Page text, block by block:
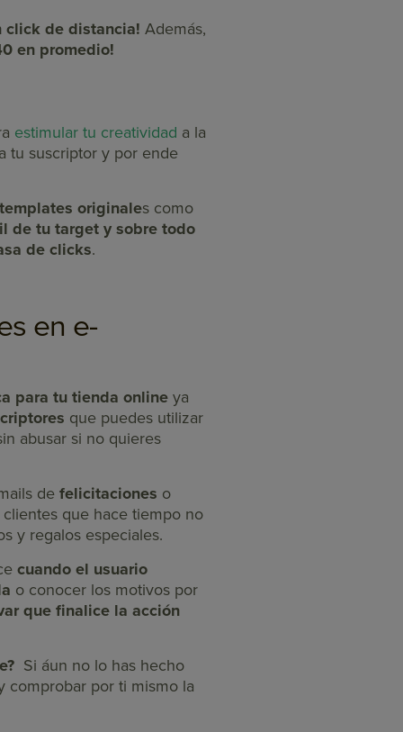
click de distancia! Además,
en promedio!
estimular tu creatividad a la
tu suscriptor y por ende
templates originales como
de tu target y sobre todo
de clicks.
en e-
para tu tienda online ya
que puedes utilizar
abusar si no quieres
de felicitaciones o
clientes que hace tiempo no
y regalos especiales.
cuando el usuario
o conocer los motivos por
que finalice la acción
Si áun no lo has hecho
comprobar por ti mismo la